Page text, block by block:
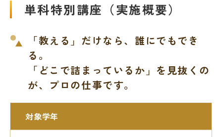
単科特別講座（実施概要）
「教える」だけなら、誰にでもでき
る。
「どこで詰まっているか」を見抜くの
が、プロの仕事です。
対象学年